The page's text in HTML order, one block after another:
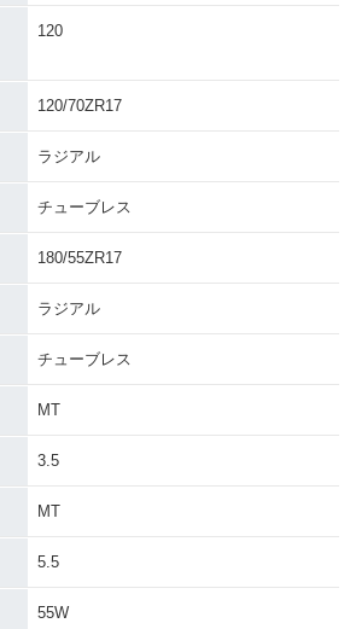
120
120/70ZR17
ラジアル
チューブレス
180/55ZR17
ラジアル
チューブレス
MT
3.5
MT
5.5
55W